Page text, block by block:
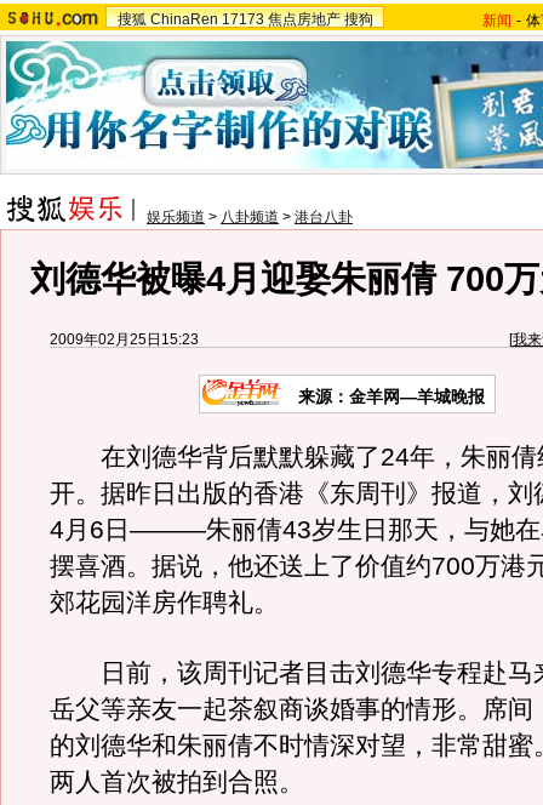
搜狐 ChinaRen 17173 焦点房地产 搜狗 新闻 -
娱乐频道 > 八卦频道 > 港台八卦
刘德华被曝4月迎娶朱丽倩 700
2009年02月25日15:23 [我
来源：金羊网—羊城晚报
在刘德华背后默默躲藏了24年，朱丽倩
开。据昨日出版的香港《东周刊》报道，刘
4月6日———朱丽倩43岁生日那天，与她在
摆喜酒。据说，他还送上了价值约700万港
郊花园洋房作聘礼。
日前，该周刊记者目击刘德华专程赴马
岳父等亲友一起茶叙商谈婚事的情形。席间
的刘德华和朱丽倩不时情深对望，非常甜蜜
两人首次被拍到合照。